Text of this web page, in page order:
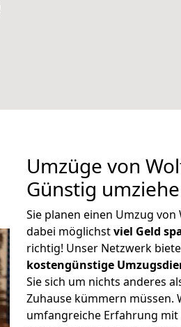
Umzüge von
Günstig
Sie planen einen Umzug
dabei möglichstviel Geld
richtig! Unser Netzwerk
kostengünstige
Sie sich um nichts anderes
Zuhause kümmern
umfangreiche Erfahrung